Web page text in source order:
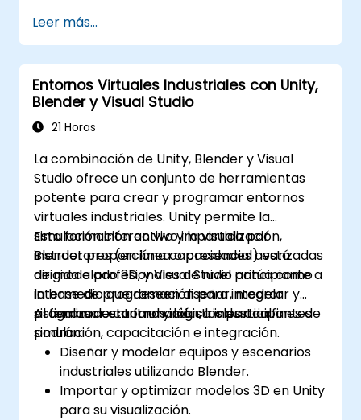
datos utilizando SQL Server para
almacenar y recuperar datos de PLC.
Optimizar el rendimiento de las
aplicaciones para entornos industriales
en tiempo real.
Leer más...
Entornos Virtuales Industriales con Unity,
Blender y Visual Studio
21 Horas
La combinación de Unity, Blender y Visual
Studio ofrece un conjunto de herramientas
potente para crear y programar entornos
virtuales industriales. Unity permite la
simulación interactiva y la visualización,
Blender proporciona capacidades avanzadas
de modelado 3D, y Visual Studio actúa como
la base de programación para integrar
sistemas de control y lógica industrial.
Esta formación en vivo impartida por
instructores (en línea o presencial) está
dirigida a profesionales de nivel principiante a
intermedio que deseen diseñar, modelar y
programar entornos industriales con fines de
simulación, capacitación e integración.
Al finalizar esta formación, los participantes
podrán:
Diseñar y modelar equipos y escenarios
industriales utilizando Blender.
Importar y optimizar modelos 3D en Unity
para su visualización.